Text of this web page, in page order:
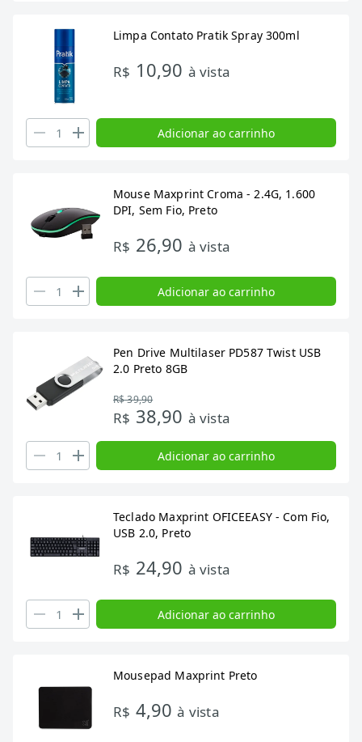
Limpa Contato Pratik Spray 300ml
R$ 10,90 à vista
Adicionar ao carrinho
Mouse Maxprint Croma - 2.4G, 1.600
DPI, Sem Fio, Preto
R$ 26,90 à vista
Adicionar ao carrinho
Pen Drive Multilaser PD587 Twist USB
2.0 Preto 8GB
R$ 39,90
R$ 38,90 à vista
Adicionar ao carrinho
Teclado Maxprint OFICEEASY - Com Fio,
USB 2.0, Preto
R$ 24,90 à vista
Adicionar ao carrinho
Mousepad Maxprint Preto
R$ 4,90à vista